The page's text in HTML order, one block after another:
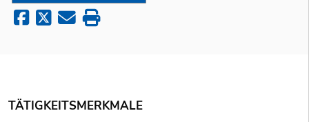
TÄTIGKEITSMERKMALE